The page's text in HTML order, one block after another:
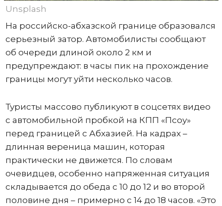
Unsplash
На российско-абхазской границе образовался
серьезный затор. Автомобилисты сообщают
об очереди длиной около 2 км и
предупреждают: в часы пик на прохождение
границы могут уйти несколько часов.
Туристы массово публикуют в соцсетях видео
с автомобильной пробкой на КПП «Псоу»
перед границей с Абхазией. На кадрах –
длинная вереница машин, которая
практически не движется. По словам
очевидцев, особенно напряженная ситуация
складывается до обеда с 10 до 12 и во второй
половине дня – примерно с 14 до 18 часов. «Это